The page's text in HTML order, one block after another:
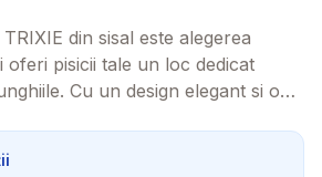
din sisal este alegerea
pisicii tale un loc dedicat
Cu un design elegant si o
adauga si un strop de stil in